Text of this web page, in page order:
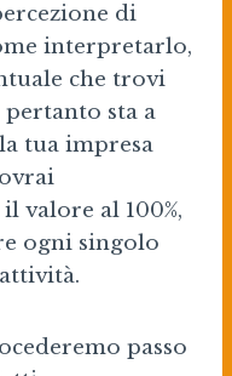
di
interpretarlo,
che trovi
pertanto sta a
tua impresa
valore al 100%,
ogni singolo
passo